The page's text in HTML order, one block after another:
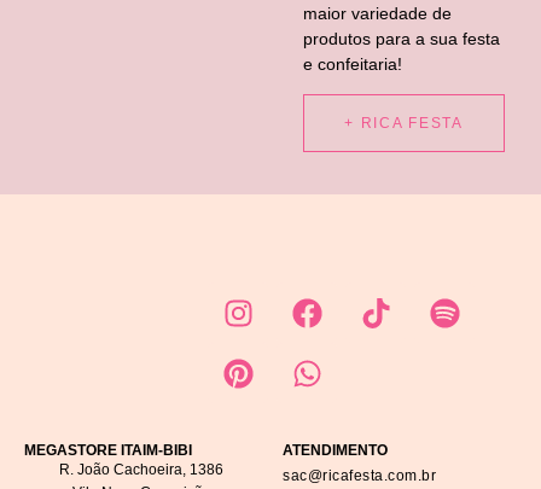
maior variedade de
produtos para a sua festa
e confeitaria!
+ RICA FESTA
MEGASTORE ITAIM-BIBI
R. João Cachoeira, 1386
ATENDIMENTO
sac@ricafesta.com.br